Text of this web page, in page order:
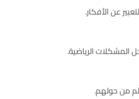
عن الأفكار.
المشكلات الرياضية.
من حولهم.